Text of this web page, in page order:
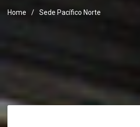
Home Sede Pacífico Norte